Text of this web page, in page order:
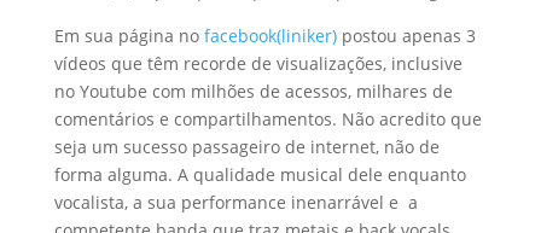
Em sua página no facebook(liniker)postou apenas 3
vídeos que têm recorde de visualizações, inclusive
no Youtube com milhões de acessos, milhares de
comentários e compartilhamentos. Não acredito que
seja um sucesso passageiro de internet, não de
forma alguma. A qualidade musical dele enquanto
vocalista, a sua performance inenarrável e a